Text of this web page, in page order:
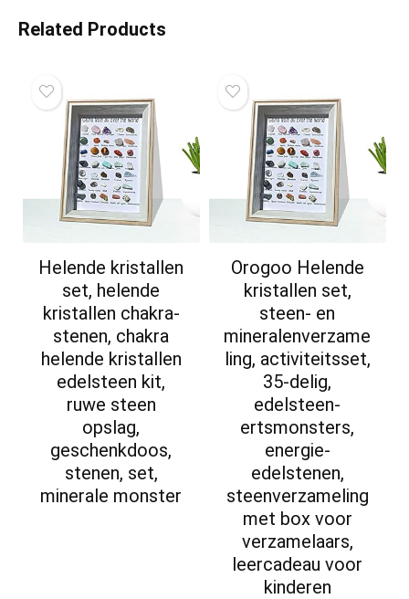
Related Products
Helende kristallen
set, helende
kristallen chakra-
stenen, chakra
helende kristallen
edelsteen kit,
ruwe steen
opslag,
geschenkdoos,
stenen, set,
minerale monster
Orogoo Helende
kristallen set,
steen- en
mineralenverzame
ling, activiteitsset,
35-delig,
edelsteen-
ertsmonsters,
energie-
edelstenen,
steenverzameling
met box voor
verzamelaars,
leercadeau voor
kinderen